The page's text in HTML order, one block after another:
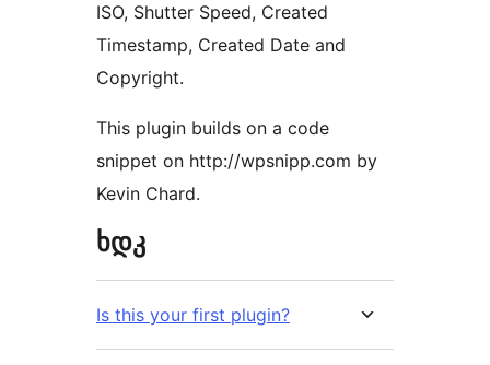
ISO, Shutter Speed, Created
Timestamp, Created Date and
Copyright.
This plugin builds on a code
snippet on http://wpsnipp.com by
Kevin Chard.
ხდკ
Is this your first plugin?